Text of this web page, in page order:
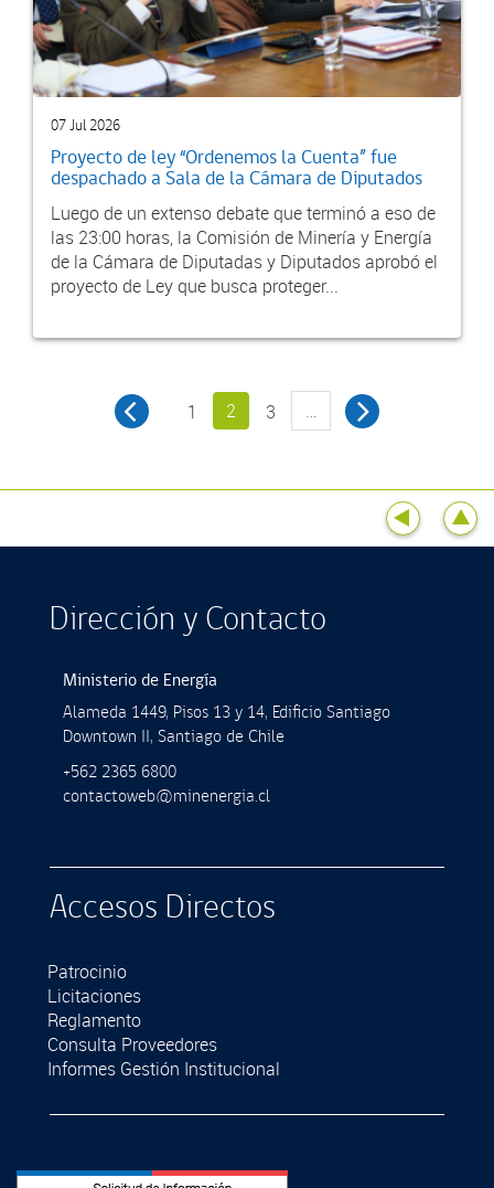
07 Jul 2026
Proyecto de ley “Ordenemos la Cuenta” fue
despachado a Sala de la Cámara de Diputados
Luego de un extenso debate que terminó a eso de
las 23:00 horas, la Comisión de Minería y Energía
de la Cámara de Diputadas y Diputados aprobó el
proyecto de Ley que busca proteger...
1 2 3 …
Dirección y Contacto
Ministerio de Energía
Alameda 1449, Pisos 13 y 14, Ediﬁcio Santiago
Downtown II, Santiago de Chile
+562 2365 6800
contactoweb@minenergia.cl
Accesos Directos
Patrocinio
Licitaciones
Reglamento
Consulta Proveedores
Informes Gestión Institucional